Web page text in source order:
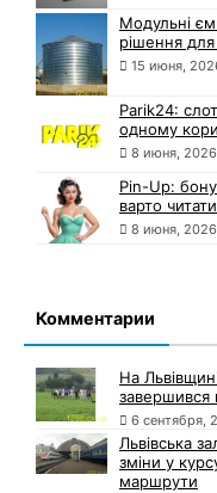
Модульні
рішення для
15 июня,
Parik24:
одному
8 июня, 2026
Pin-Up:
варто
8 июня, 2026
Комментарии
На
6 сентября,
Львівська
зміни у
маршрути